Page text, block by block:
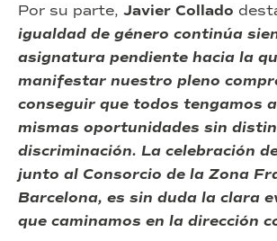
Por su parte, Javier Collado
igualdad de género continúa
asignatura pendiente hacia la
manifestar nuestro pleno
conseguir que todos tengamos
mismas oportunidades sin
discriminación. La celebración
junto al Consorcio de la Zona
Barcelona, es sin duda la clara
que caminamos en la dirección